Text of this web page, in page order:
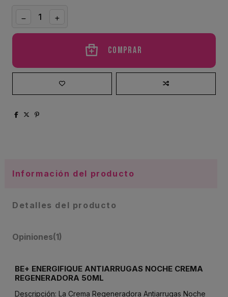
Comprar
Información del producto
Detalles del producto
Opiniones(1)
BE+ ENERGIFIQUE ANTIARRUGAS NOCHE CREMA
REGENERADORA 50ML
Descripción: La Crema Regeneradora Antiarrugas Noche